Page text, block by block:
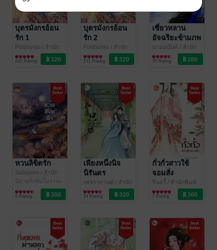
บุตรมังกรอ้อน
รัก 1
Porjounju / สำนัก
พิมพ์เฟยฮุ่ย
นิยายรักจีนโบราณ
102 Rating
บุตรมังกรอ้อน
รัก 2
Porjounju / สำนัก
พิมพ์เฟยฮุ่ย
นิยายรักจีนโบราณ
131 Rating
เซี่ยวหลาน
อัจฉริยะข้ามภพ
นามอนันต์ / สำนัก
พิมพ์เฟยฮุ่ย
นิยายรักจีนโบราณ
35 Rating
หวนลิขิตรัก
่Juliejoon / สำนัก
พิมพ์เฟยฮุ่ย
นิยายรักจีนโบราณ
9 Rating
เพียงหนึ่งนิจ
นิรันดร
เพชรากานต์ / สำนัก
พิมพ์เฟยฮุ่ย
นิยายรักจีนโบราณ
14 Rating
กั๋วกั๋วสาวใช้
จอมสั่ง
จินอวี้ / สำนักพิมพ์
เฟยฮุ่ย
นิยายรักจีนโบราณ
7 Rating